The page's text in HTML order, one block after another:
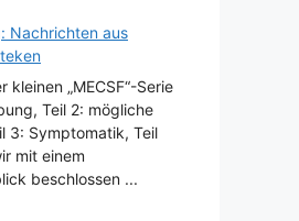
Nachrichten aus
kleinen „MECSF“-Serie
Teil 2: mögliche
3: Symptomatik, Teil
mit einem
beschlossen ...